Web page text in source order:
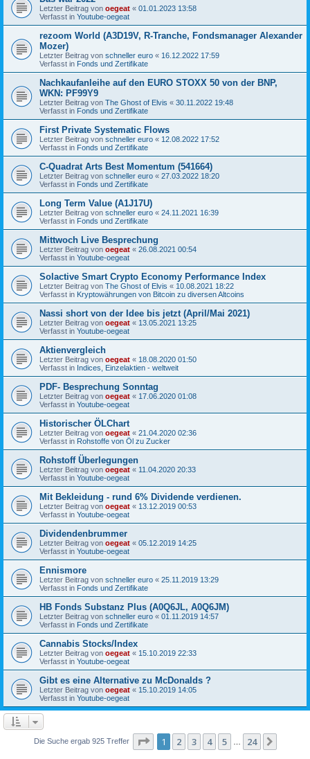
Letzter Beitrag von oegeat « 01.01.2023 13:58
Verfasst in Youtube-oegeat
rezoom World (A3D19V, R-Tranche, Fondsmanager Alexander
Mozer)
Letzter Beitrag von schneller euro « 16.12.2022 17:59
Verfasst in Fonds und Zertifikate
Nachkaufanleihe auf den EURO STOXX 50 von der BNP,
WKN: PF99Y9
Letzter Beitrag von The Ghost of Elvis « 30.11.2022 19:48
Verfasst in Fonds und Zertifikate
First Private Systematic Flows
Letzter Beitrag von schneller euro « 12.08.2022 17:52
Verfasst in Fonds und Zertifikate
C-Quadrat Arts Best Momentum (541664)
Letzter Beitrag von schneller euro « 27.03.2022 18:20
Verfasst in Fonds und Zertifikate
Long Term Value (A1J17U)
Letzter Beitrag von schneller euro « 24.11.2021 16:39
Verfasst in Fonds und Zertifikate
Mittwoch Live Besprechung
Letzter Beitrag von oegeat « 26.08.2021 00:54
Verfasst in Youtube-oegeat
Solactive Smart Crypto Economy Performance Index
Letzter Beitrag von The Ghost of Elvis « 10.08.2021 18:22
Verfasst in Kryptowährungen von Bitcoin zu diversen Altcoins
Nassi short von der Idee bis jetzt (April/Mai 2021)
Letzter Beitrag von oegeat « 13.05.2021 13:25
Verfasst in Youtube-oegeat
Aktienvergleich
Letzter Beitrag von oegeat « 18.08.2020 01:50
Verfasst in Indices, Einzelaktien - weltweit
PDF- Besprechung Sonntag
Letzter Beitrag von oegeat « 17.06.2020 01:08
Verfasst in Youtube-oegeat
Historischer ÖLChart
Letzter Beitrag von oegeat « 21.04.2020 02:36
Verfasst in Rohstoffe von Öl zu Zucker
Rohstoff Überlegungen
Letzter Beitrag von oegeat « 11.04.2020 20:33
Verfasst in Youtube-oegeat
Mit Bekleidung - rund 6% Dividende verdienen.
Letzter Beitrag von oegeat « 13.12.2019 00:53
Verfasst in Youtube-oegeat
Dividendenbrummer
Letzter Beitrag von oegeat « 05.12.2019 14:25
Verfasst in Youtube-oegeat
Ennismore
Letzter Beitrag von schneller euro « 25.11.2019 13:29
Verfasst in Fonds und Zertifikate
HB Fonds Substanz Plus (A0Q6JL, A0Q6JM)
Letzter Beitrag von schneller euro « 01.11.2019 14:57
Verfasst in Fonds und Zertifikate
Cannabis Stocks/Index
Letzter Beitrag von oegeat « 15.10.2019 22:33
Verfasst in Youtube-oegeat
Gibt es eine Alternative zu McDonalds ?
Letzter Beitrag von oegeat « 15.10.2019 14:05
Verfasst in Youtube-oegeat
Die Suche ergab 925 Treffer Seite 1von 24
1 2 3 4 5 24